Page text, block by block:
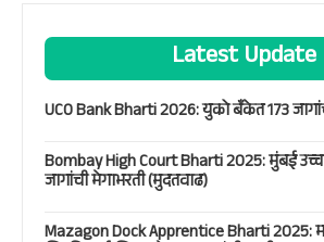
Latest Update
UCO Bank Bharti 2026: युको बँकेत 173
Bombay High Court Bharti 2025: मुंबई उच्च
जागांची मेगाभरती (मुदतवाढ)
Mazagon Dock Apprentice Bharti 2025: